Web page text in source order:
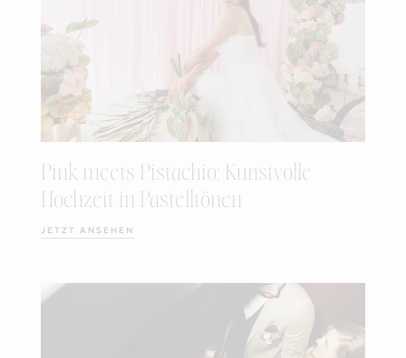
Pink meets Pistachio: Kunstvolle
Hochzeit in Pastelltönen
JETZT ANSEHEN